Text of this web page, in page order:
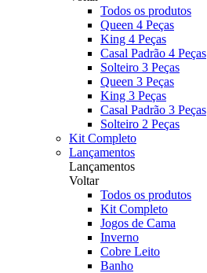
Todos os produtos
Queen 4 Peças
King 4 Peças
Casal Padrão 4 Peças
Solteiro 3 Peças
Queen 3 Peças
King 3 Peças
Casal Padrão 3 Peças
Solteiro 2 Peças
Kit Completo
Lançamentos
Lançamentos
Voltar
Todos os produtos
Kit Completo
Jogos de Cama
Inverno
Cobre Leito
Banho